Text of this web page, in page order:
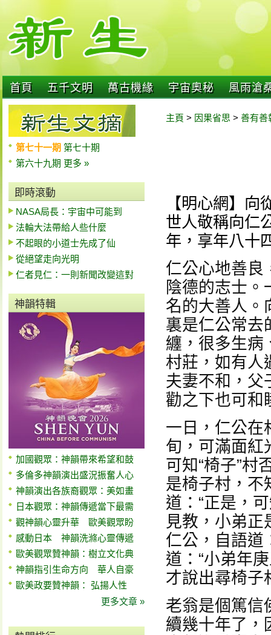
首頁 五千文明 萬古機緣 宇宙奧秘 風雨滄
第七十一期 第七十期
第六十九期 更多 »
即時滾動
NASA局長：宇宙中可能到
法輪大法帶給人些什麼
不起眼的小道士先成了仙
從絕望走向光明
仁者見仁：一則新聞改變這對
神韻特輯
加國觀眾：神韻帶來希望和鼓
多倫多神韻演出盛況振奮人心
神韻演出各族裔觀眾：美如畫
日本觀眾：神韻傳遞當下最需
觀神韻心靈升華 歐美觀眾盼
感動日本 神韻洗滌心靈傳遞
歐美觀眾贊神韻：樹立文化典
神韻指引生命方向 華人自豪
歐美政要贊神韻： 弘揚人性
更多文章 »
主頁 > 因果省思 > 善有善
【明心網】向
世人敬稱向仁
年，享年八十
仁公心地善良
陰德的志士
名的大善人。
裏是仁公常去
纏，很多生病
村莊，如有人
夫妻不和，父
勸之下也可和
一日，仁公在
旬，可滿面紅
可知“椅子”村
是椅子村，不
道：“正是，
見教，小弟正
仁公，自語道
道：“小弟年
才說出尋椅子
老翁是個篤信
續幾十年了，